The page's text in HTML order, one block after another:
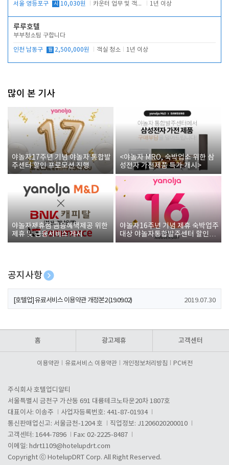
서울 영등포구 시 10,030원 카운터 업무 및 객실관리(청소상태 확인, 객실판매) 1년 이상
루루호텔
부부청소팀 구합니다
인천 남동구 월 2,500,000원 객실 청소 1년 이상
많이 본 기사
야놀자17주년 기념 야놀자 통합발
주센터 할인 프로모션 진행
<야놀자 MRO, 숙박업소 위한 삼
성전자 가전제품 특가 개시>
야놀자제휴점 금융혜택제공 위한
제휴 및 금융서비스 게시
야놀자16주년 기념 제휴 숙박업주
대상 야놀자통합발주센터 할인쿠
폰 증정
공지사항
[호텔업] 개인정보 처리방침 개정본1 (19.09.02)
[호텔업] 유료서비스 이용약관 개정본2 (19.09.02) 2019.07.30
홈 광고제휴 고객센터
이용약관 유료서비스 이용약관 개인정보처리방침 PC버전
주식회사 호텔업디알티
서울특별시 금천구 가산동 691 대륭테크노타운20차 1807호
대표이사: 이송주
사업자등록번호: 441-87-01934
통신판매업신고: 서울금천-1204 호
직업정보: J1206020200010
고객센터: 1644-7896
Fax: 02-2225-8487
이메일: hdrt1109@hotelupdrt.com
Copyright ⓒ HotelupDRT Corp. All Right Reserved.